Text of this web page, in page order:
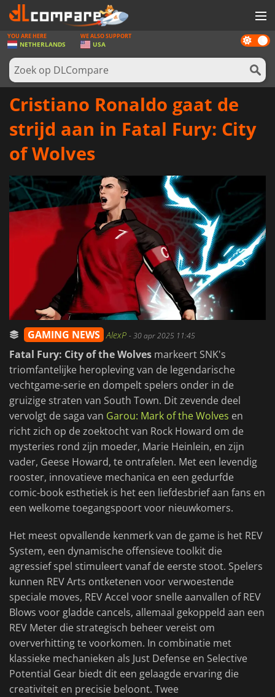
SPELLEN
GAME CARDS
SOFTWARE
NIEUWS
Dark
mode
YOU ARE HERE
NETHERLANDS
WE ALSO SUPPORT
USA
Cristiano Ronaldo gaat de
strijd aan in Fatal Fury: City
of Wolves
GAMING NEWS AlexP -30 apr 2025 11:45
Fatal Fury: City of the Wolves markeert SNK's
triomfantelijke heropleving van de legendarische
vechtgame-serie en dompelt spelers onder in de
gruizige straten van South Town. Dit zevende deel
vervolgt de saga van Garou: Mark of the Wolves en
richt zich op de zoektocht van Rock Howard om de
mysteries rond zijn moeder, Marie Heinlein, en zijn
vader, Geese Howard, te ontrafelen. Met een levendig
rooster, innovatieve mechanica en een gedurfde
comic-book esthetiek is het een liefdesbrief aan fans en
een welkome toegangspoort voor nieuwkomers.
Het meest opvallende kenmerk van de game is het REV
System, een dynamische offensieve toolkit die
agressief spel stimuleert vanaf de eerste stoot. Spelers
kunnen REV Arts ontketenen voor verwoestende
speciale moves, REV Accel voor snelle aanvallen of REV
Blows voor gladde cancels, allemaal gekoppeld aan een
REV Meter die strategisch beheer vereist om
oververhitting te voorkomen. In combinatie met
klassieke mechanieken als Just Defense en Selective
Potential Gear biedt dit een gelaagde ervaring die
creativiteit en precisie beloont. Twee